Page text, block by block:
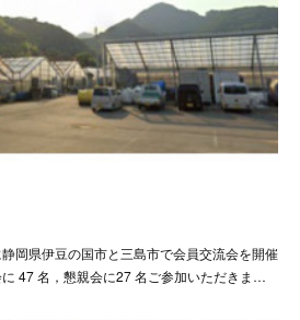
岡県伊豆の国市と三島市で会員交流会を開催
47 名，懇親会に27 名ご参加いただきま…